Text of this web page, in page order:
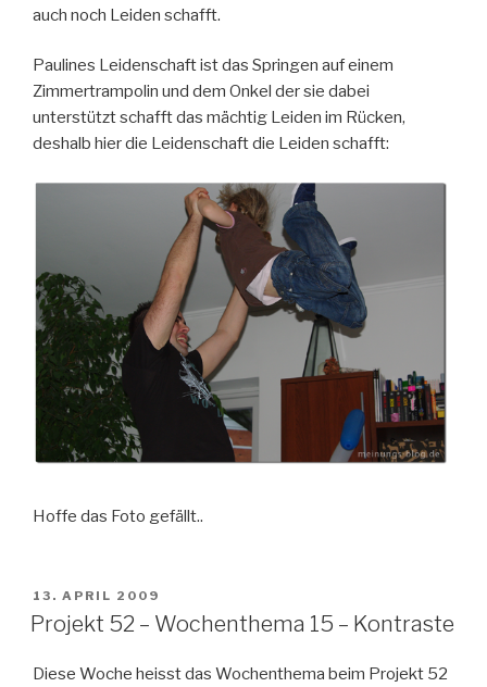
auch noch Leiden schafft.
Paulines Leidenschaft ist das Springen auf einem
Zimmertrampolin und dem Onkel der sie dabei
unterstützt schafft das mächtig Leiden im Rücken,
deshalb hier die Leidenschaft die Leiden schafft:
Hoffe das Foto gefällt..
VERÖFFENTLICHT
AM
13. APRIL 2009
Projekt 52 – Wochenthema 15 – Kontraste
Diese Woche heisst das Wochenthema beim Projekt 52